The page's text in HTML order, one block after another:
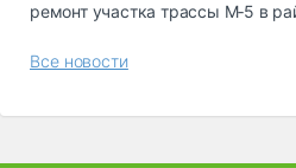
ремонт участка трассы М‑5 в
Все новости